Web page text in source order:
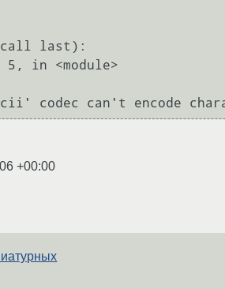
call last):
+00:00